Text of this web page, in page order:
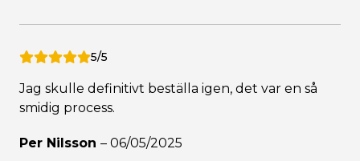
5/5
Jag skulle definitivt beställa igen, det var en så
smidig process.
Per Nilsson – 06/05/2025